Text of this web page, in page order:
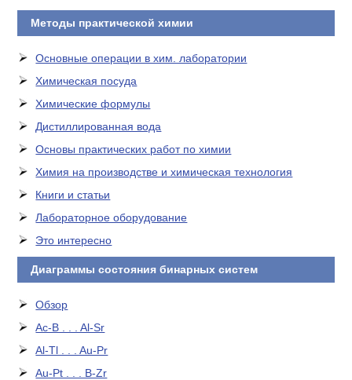
Методы практической химии
Основные операции в хим. лаборатории
Химическая посуда
Химические формулы
Дистиллированная вода
Основы практических работ по химии
Химия на производстве и химическая технология
Книги и статьи
Лабораторное оборудование
Это интересно
Диаграммы состояния бинарных систем
Обзор
Ac-B . . . Al-Sr
Al-Tl . . . Au-Pr
Au-Pt . . . B-Zr